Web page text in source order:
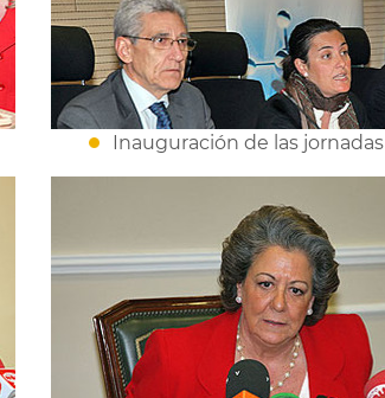
Inauguración de las jornadas